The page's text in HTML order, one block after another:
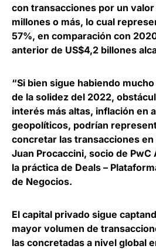
con transacciones por un
millones o más, lo cual
57%, en comparación con
anterior de US$4,2 billones
“Si bien sigue habiendo
de la solidez del 2022,
interés más altas, inflación en
geopolíticos, podrían
concretar las transacciones
Juan Procaccini, socio de PwC
la práctica de Deals –
de Negocios.
El capital privado sigue
mayor volumen de
las concretadas a nivel global